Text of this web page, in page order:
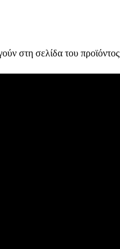
στη σελίδα του προϊόντος